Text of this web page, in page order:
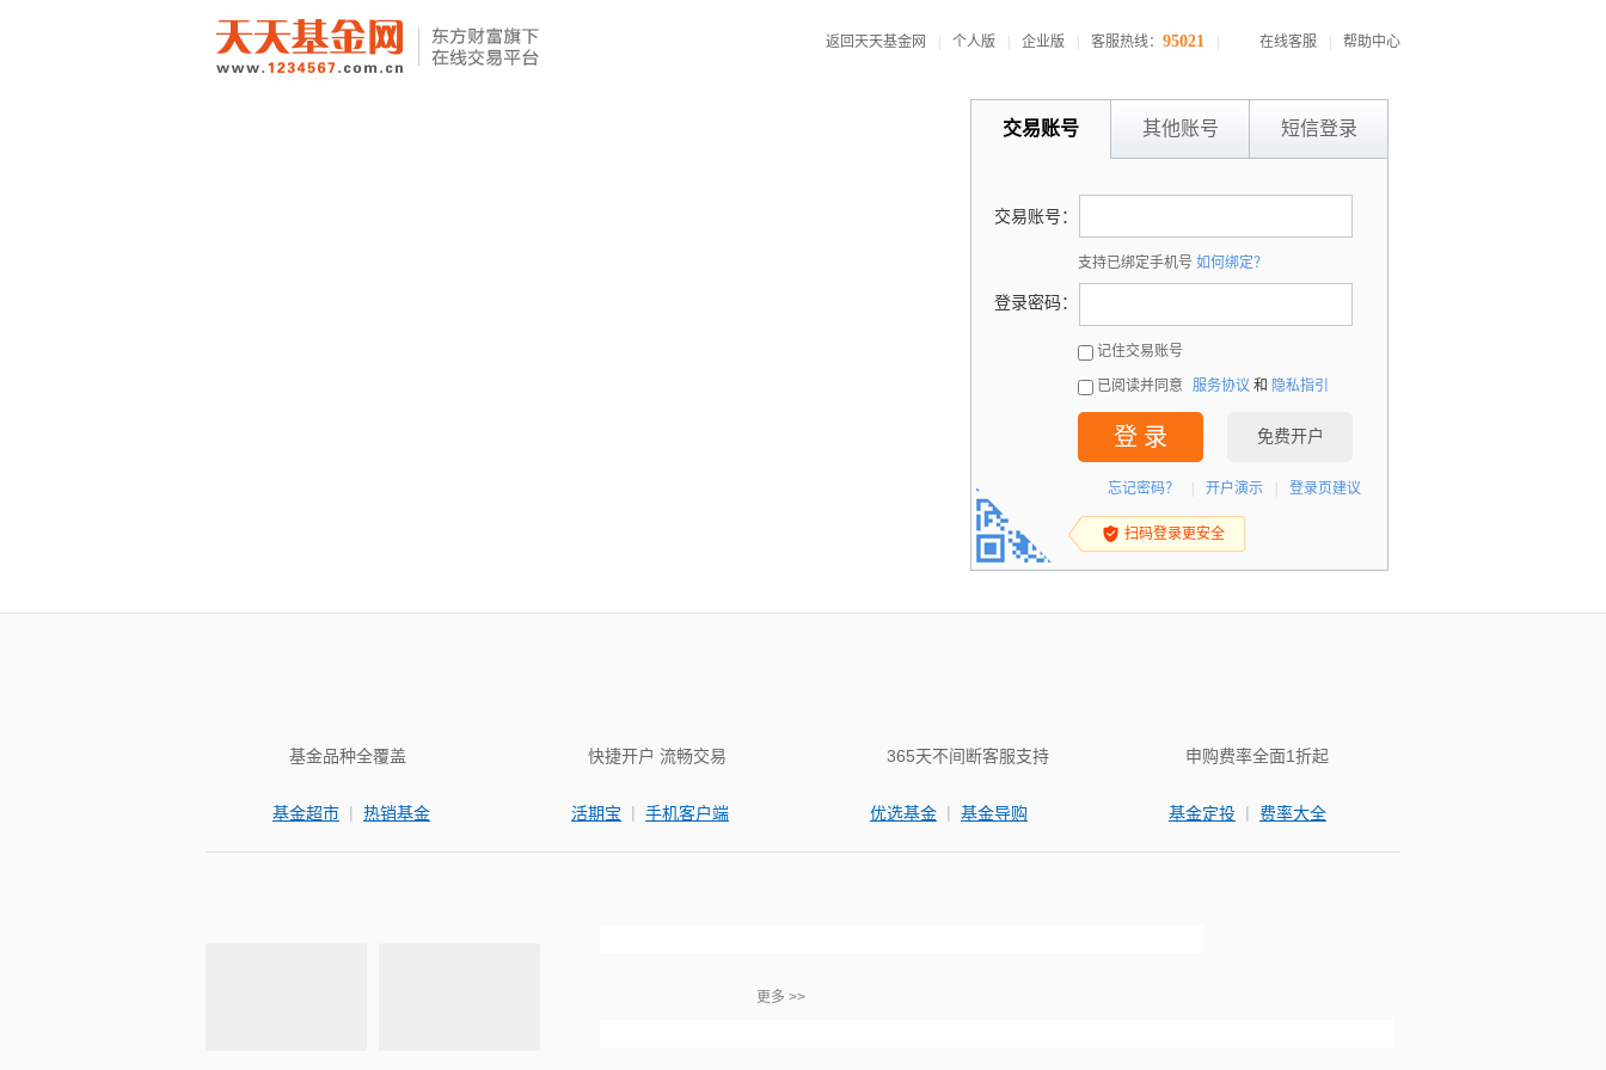
返回天天基金网 个人版 企业版 客服热线： 95021 在线客服 帮助中心
交易账号 其他账号 短信登录
交易账号：
支持已绑定手机号 如何绑定？
登录密码：
记住交易账号
已阅读并同意 服务协议 和 隐私指引
登 录 免费开户
忘记密码？ 开户演示 登录页建议
扫码登录更安全
基金品种全覆盖
基金超市 | 热销基金
快捷开户 流畅交易
活期宝 | 手机客户端
365天不间断客服支持
优选基金 | 基金导购
申购费率全面1折起
基金定投 | 费率大全
更多 >>